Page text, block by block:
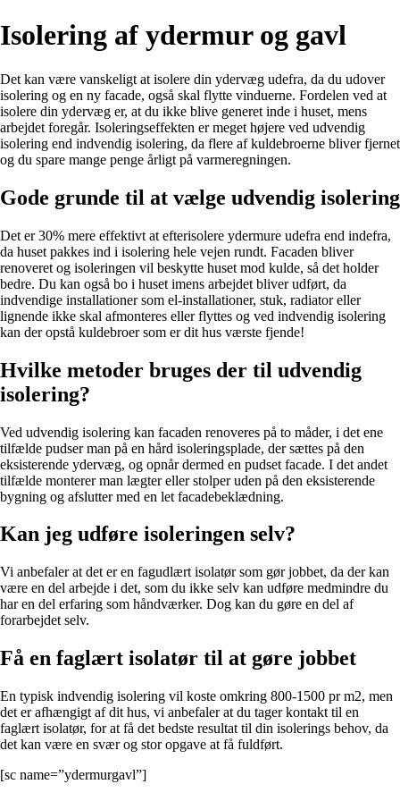
Isolering af ydermur og gavl
Det kan være vanskeligt at isolere din ydervæg udefra, da du udover
isolering og en ny facade, også skal flytte vinduerne. Fordelen ved at
isolere din ydervæg er, at du ikke blive generet inde i huset, mens
arbejdet foregår. Isoleringseffekten er meget højere ved udvendig
isolering end indvendig isolering, da flere af kuldebroerne bliver fjernet
og du spare mange penge årligt på varmeregningen.
Gode grunde til at vælge udvendig isolering
Det er 30% mere effektivt at efterisolere ydermure udefra end indefra,
da huset pakkes ind i isolering hele vejen rundt. Facaden bliver
renoveret og isoleringen vil beskytte huset mod kulde, så det holder
bedre. Du kan også bo i huset imens arbejdet bliver udført, da
indvendige installationer som el-installationer, stuk, radiator eller
lignende ikke skal afmonteres eller flyttes og ved indvendig isolering
kan der opstå kuldebroer som er dit hus værste fjende!
Hvilke metoder bruges der til udvendig
isolering?
Ved udvendig isolering kan facaden renoveres på to måder, i det ene
tilfælde pudser man på en hård isoleringsplade, der sættes på den
eksisterende ydervæg, og opnår dermed en pudset facade. I det andet
tilfælde monterer man lægter eller stolper uden på den eksisterende
bygning og afslutter med en let facadebeklædning.
Kan jeg udføre isoleringen selv?
Vi anbefaler at det er en fagudlært isolatør som gør jobbet, da der kan
være en del arbejde i det, som du ikke selv kan udføre medmindre du
har en del erfaring som håndværker. Dog kan du gøre en del af
forarbejdet selv.
Få en faglært isolatør til at gøre jobbet
En typisk indvendig isolering vil koste omkring 800-1500 pr m2, men
det er afhængigt af dit hus, vi anbefaler at du tager kontakt til en
faglært isolatør, for at få det bedste resultat til din isolerings behov, da
det kan være en svær og stor opgave at få fuldført.
[sc name=”ydermurgavl”]